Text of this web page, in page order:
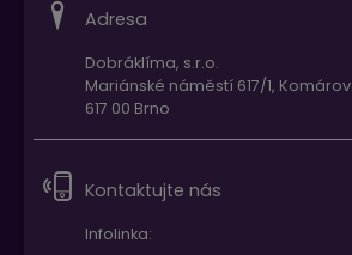
Adresa
Dobráklíma, s.r.o.
Mariánské náměstí 617/1, Komárov
617 00 Brno
Kontaktujte nás
Infolinka: